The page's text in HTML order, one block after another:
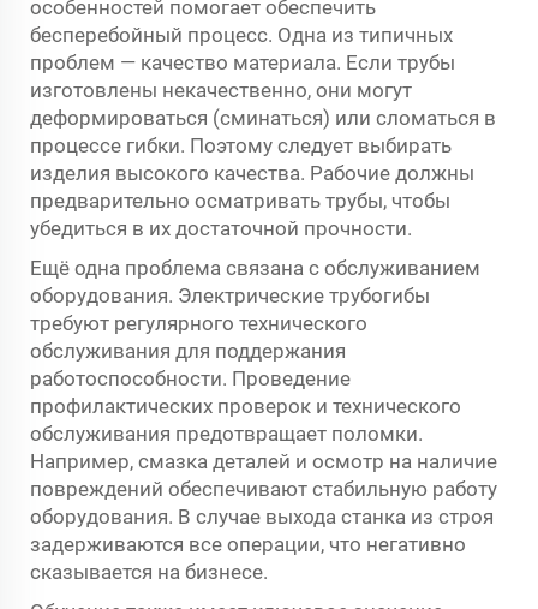
особенностей помогает обеспечить
бесперебойный процесс. Одна из типичных
проблем — качество материала. Если трубы
изготовлены некачественно, они могут
деформироваться (сминаться) или сломаться в
процессе гибки. Поэтому следует выбирать
изделия высокого качества. Рабочие должны
предварительно осматривать трубы, чтобы
убедиться в их достаточной прочности.
Ещё одна проблема связана с обслуживанием
оборудования. Электрические трубогибы
требуют регулярного технического
обслуживания для поддержания
работоспособности. Проведение
профилактических проверок и технического
обслуживания предотвращает поломки.
Например, смазка деталей и осмотр на наличие
повреждений обеспечивают стабильную работу
оборудования. В случае выхода станка из строя
задерживаются все операции, что негативно
сказывается на бизнесе.